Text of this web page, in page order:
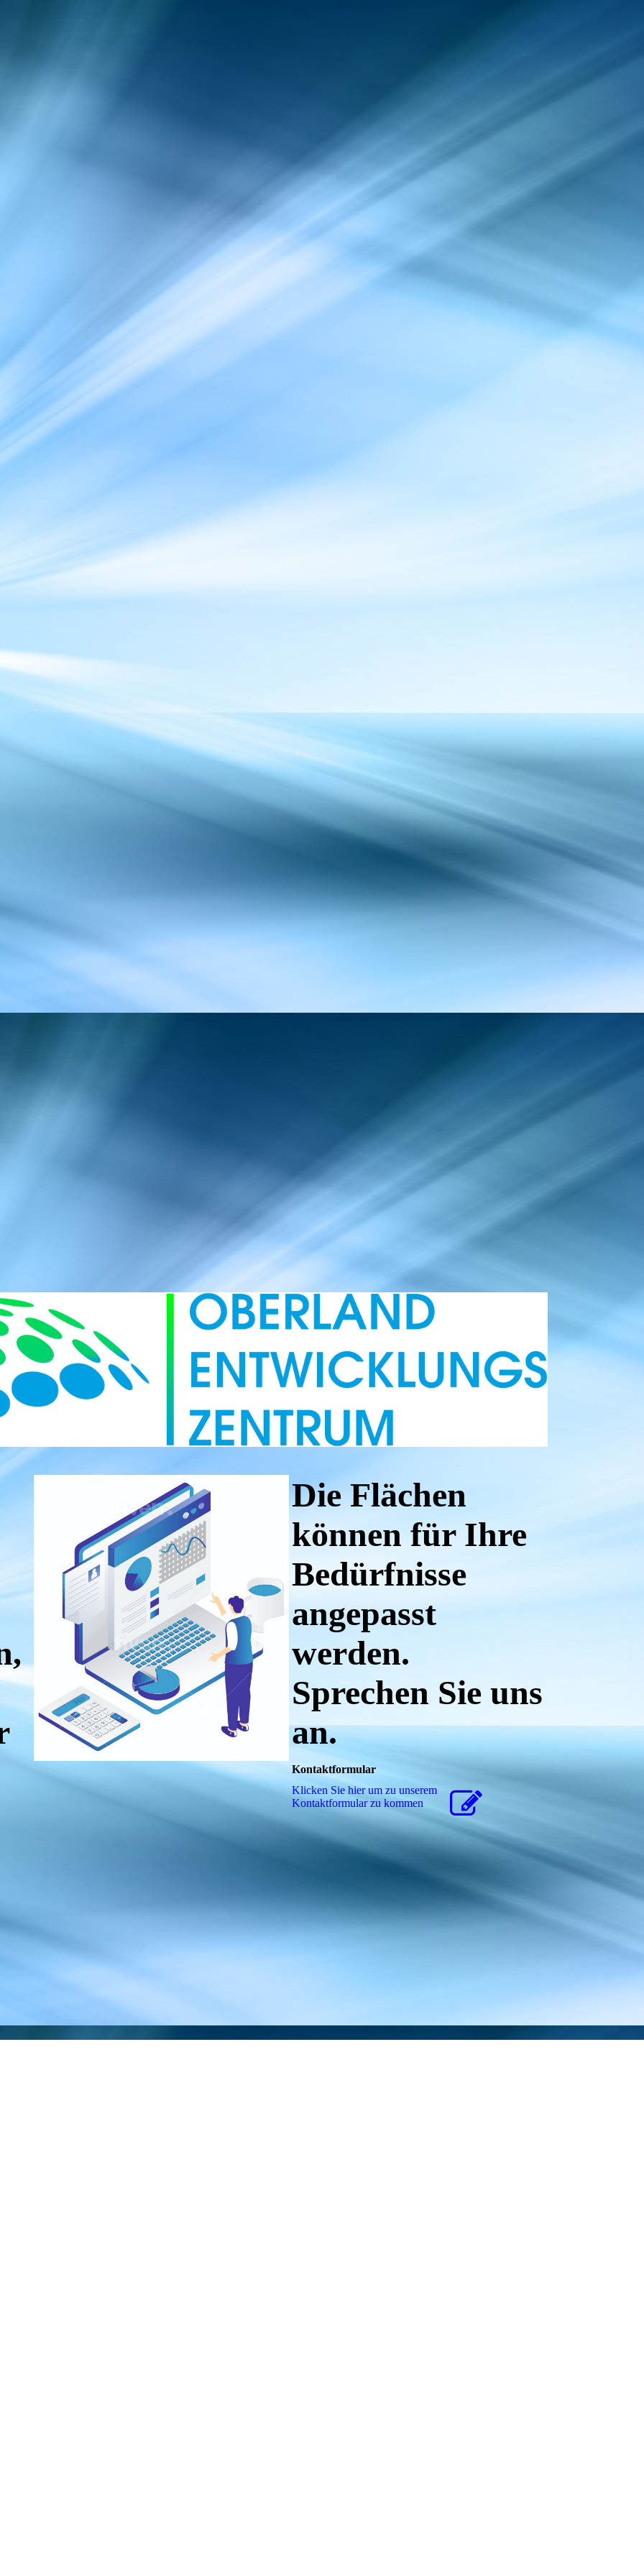
Die Flächen
können für Ihre
Bedürfnisse
angepasst
werden.
Sprechen Sie uns
an.
Kontaktformular
Klicken Sie hier um zu unserem
Kon­takt­for­mu­lar zu kommen